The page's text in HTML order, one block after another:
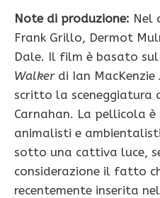
Note di produzione: Nel
Frank Grillo, Dermot
Dale. Il film è basato
Walkerdi Ian MacKenzie
scritto la sceneggiatura
Carnahan. La pellicola
animalisti e
sotto una cattiva luce,
considerazione il fatto
recentemente inserita